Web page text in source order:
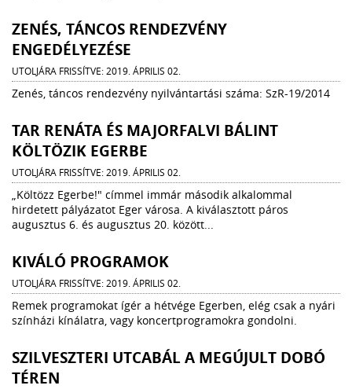
ZENÉS, TÁNCOS RENDEZVÉNY
ENGEDÉLYEZÉSE
UTOLJÁRA FRISSÍTVE: 2019. ÁPRILIS 02.
Zenés, táncos rendezvény nyilvántartási száma: SzR-19/2014
TAR RENÁTA ÉS MAJORFALVI BÁLINT
KÖLTÖZIK EGERBE
UTOLJÁRA FRISSÍTVE: 2019. ÁPRILIS 02.
„Költözz Egerbe!" címmel immár második alkalommal
hirdetett pályázatot Eger városa. A kiválasztott páros
augusztus 6. és augusztus 20. között...
KIVÁLÓ PROGRAMOK
UTOLJÁRA FRISSÍTVE: 2019. ÁPRILIS 02.
Remek programokat ígér a hétvége Egerben, elég csak a nyári
színházi kínálatra, vagy koncertprogramokra gondolni.
SZILVESZTERI UTCABÁL A MEGÚJULT DOBÓ
TÉREN